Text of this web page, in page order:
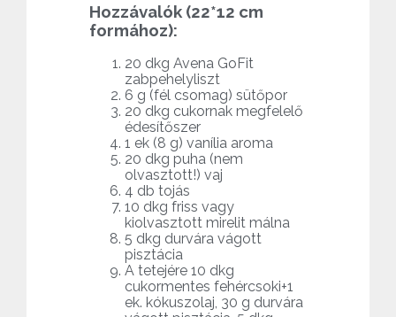
Hozzávalók (22*12 cm
formához):
20 dkg Avena GoFit
zabpehelyliszt
6 g (fél csomag) sütőpor
20 dkg cukornak megfelelő
édesítőszer
1 ek (8 g) vanília aroma
20 dkg puha (nem
olvasztott!) vaj
4 db tojás
10 dkg friss vagy
kiolvasztott mirelit málna
5 dkg durvára vágott
pisztácia
A tetejére 10 dkg
cukormentes fehércsoki+1
ek. kókuszolaj, 30 g durvára